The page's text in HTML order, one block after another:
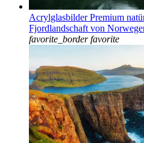
Acrylglasbilder Premium
Fjordlandschaft von
favorite_border favorite